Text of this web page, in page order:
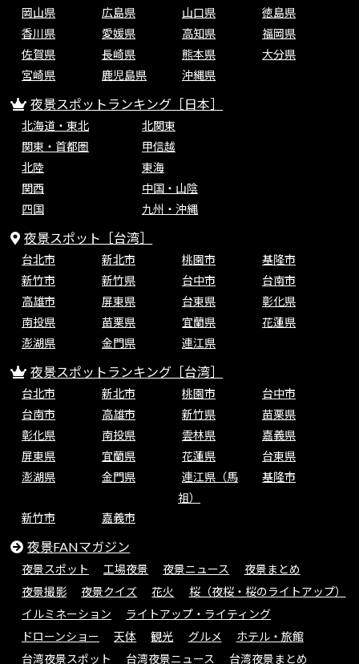
岡山県
広島県 山口県
徳島県
香川県
愛媛県 高知県
福岡県
佐賀県
長崎県 熊本県
大分県
宮崎県
鹿児島県 沖縄県
夜景スポットランキング［日本］
北海道・東北
北関東
関東・首都圏
甲信越
北陸
東海
関西
中国・山陰
四国
九州・沖縄
夜景スポット［台湾］
台北市 新北市 桃園市
基隆市
新竹市
新竹県 台中市
台南市
高雄市
屏東県 台東県
彰化県
南投県
苗栗県 宜蘭県
花蓮県
澎湖県
金門県 連江県
夜景スポットランキング［台湾］
台北市 新北市 桃園市
台中市
台南市
高雄市 新竹県
苗栗県
彰化県
南投県 雲林県
嘉義県
屏東県
宜蘭県 花蓮県
台東県
澎湖県
金門県
連江県（馬
祖）
基隆市
新竹市 嘉義市
夜景FANマガジン
夜景スポット 工場夜景 夜景ニュース
夜景まとめ
夜景撮影
夜景クイズ 花火
桜（夜桜・桜のライトアップ）
イルミネーション
ライトアップ・ライティング
ドローンショー
天体 観光 グルメ
ホテル・旅館
台湾夜景スポット
台湾夜景ニュース 台湾夜景まとめ